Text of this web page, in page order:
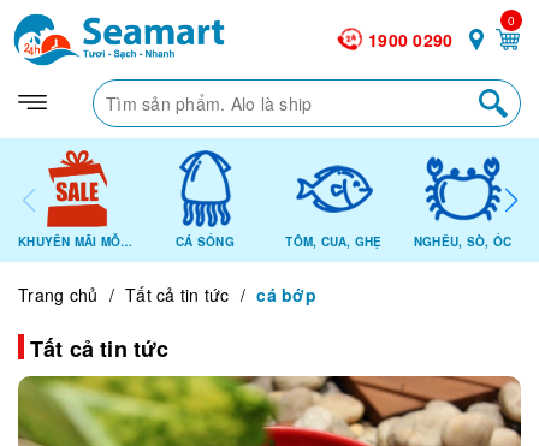
1900 0290
0
KHUYẾN MÃI MỖI NGÀY CÁ SỐNG TÔM, CUA, GHẸ NGHÊU, SÒ, ỐC
Trang chủ / Tất cả tin tức / cá bớp
Tất cả tin tức